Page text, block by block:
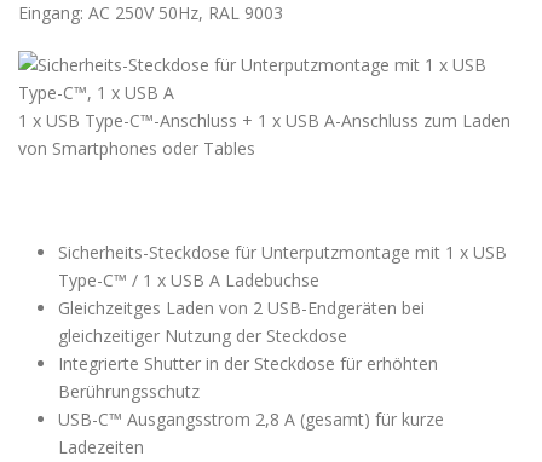
Eingang: AC 250V 50Hz, RAL 9003
1 x USB Type-C™-Anschluss + 1 x USB A-Anschluss zum Laden
von Smartphones oder Tables
Sicherheits-Steckdose für Unterputzmontage mit 1 x USB
Type-C™ / 1 x USB A Ladebuchse
Gleichzeitges Laden von 2 USB-Endgeräten bei
gleichzeitiger Nutzung der Steckdose
Integrierte Shutter in der Steckdose für erhöhten
Berührungsschutz
USB-C™ Ausgangsstrom 2,8 A (gesamt) für kurze
Ladezeiten